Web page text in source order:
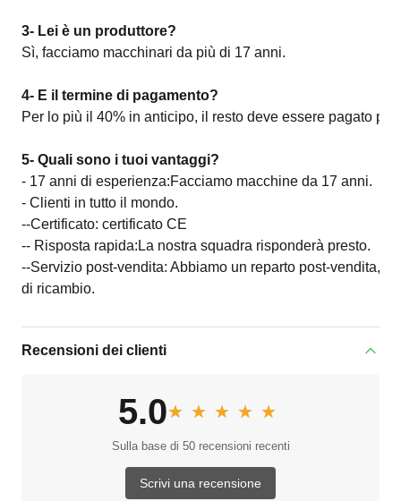
3- Lei è un produttore?
Sì, facciamo macchinari da più di 17 anni.
4- E il termine di pagamento?
Per lo più il 40% in anticipo, il resto deve essere pagato
5- Quali sono i tuoi vantaggi?
- 17 anni di esperienza:Facciamo macchine da 17 anni.
- Clienti in tutto il mondo.
--Certificato: certificato CE
-- Risposta rapida:La nostra squadra risponderà presto.
--Servizio post-vendita: Abbiamo un reparto post-vendita,
di ricambio.
Recensioni dei clienti
5.0★★★★★
★★★★★
Sulla base di 50 recensioni recenti
Scrivi una recensione